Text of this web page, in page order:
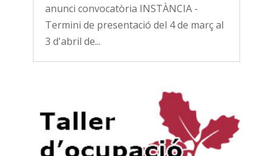
anunci convocatòria INSTÀNCIA -
Termini de presentació del 4 de març al
3 d'abril de...